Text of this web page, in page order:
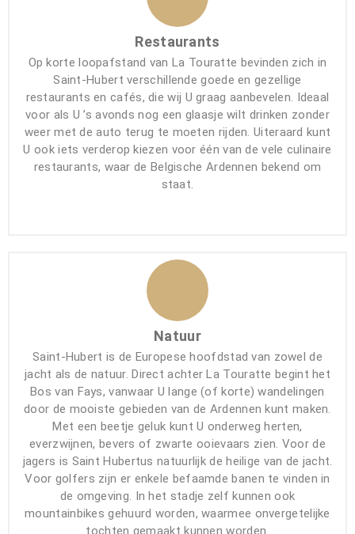
Restaurants
Op korte loopafstand van La Touratte bevinden zich in
Saint-Hubert verschillende goede en gezellige
restaurants en cafés, die wij U graag aanbevelen. Ideaal
voor als U ’s avonds nog een glaasje wilt drinken zonder
weer met de auto terug te moeten rijden. Uiteraard kunt
U ook iets verderop kiezen voor één van de vele culinaire
restaurants, waar de Belgische Ardennen bekend om
staat.
Natuur
Saint-Hubert is de Europese hoofdstad van zowel de
jacht als de natuur. Direct achter La Touratte begint het
Bos van Fays, vanwaar U lange (of korte) wandelingen
door de mooiste gebieden van de Ardennen kunt maken.
Met een beetje geluk kunt U onderweg herten,
everzwijnen, bevers of zwarte ooievaars zien. Voor de
jagers is Saint Hubertus natuurlijk de heilige van de jacht.
Voor golfers zijn er enkele befaamde banen te vinden in
de omgeving. In het stadje zelf kunnen ook
mountainbikes gehuurd worden, waarmee onvergetelijke
tochten gemaakt kunnen worden.